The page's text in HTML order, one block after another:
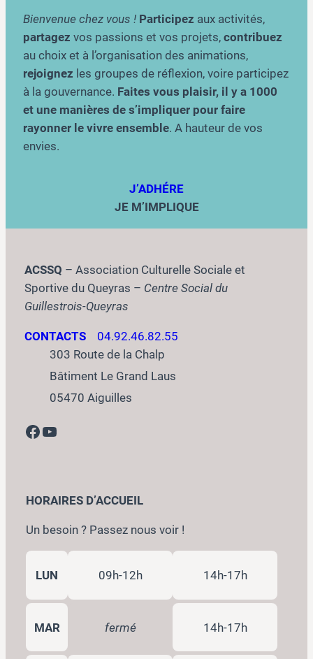
Bienvenue chez vous ! Participez aux activités,
partagez vos passions et vos projets, contribuez
au choix et à l’organisation des animations,
rejoignez les groupes de réflexion, voire participez
à la gouvernance. Faites vous plaisir, il y a 1000
et une manières de s’impliquer pour faire
rayonner le vivre ensemble. A hauteur de vos
envies.
J’ADHÉRE
JE M’IMPLIQUE
ACSSQ – Association Culturelle Sociale et
Sportive du Queyras – Centre Social du
Guillestrois-Queyras
CONTACTS
04.92.46.82.55
303 Route de la Chalp
Bâtiment Le Grand Laus
05470 Aiguilles
Facebook YouTube
HORAIRES D’ACCUEIL
Un besoin ? Passez nous voir !
LUN 09h-12h 14h-17h
MAR fermé 14h-17h